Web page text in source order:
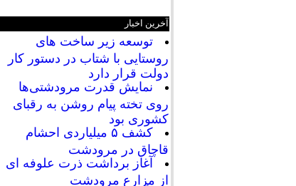
آخرین اخبار
توسعه زیر ساخت های
روستایی با شتاب در دستور کار
دولت قرار دارد
نمایش قدرت مرودشتی‌ها
روی تخته پیام روشن به رقبای
کشوری بود
کشف ۵ میلیاردی احشام
قاچاق در مرودشت
آغاز برداشت ذرت علوفه ای
از مزارع مرودشت